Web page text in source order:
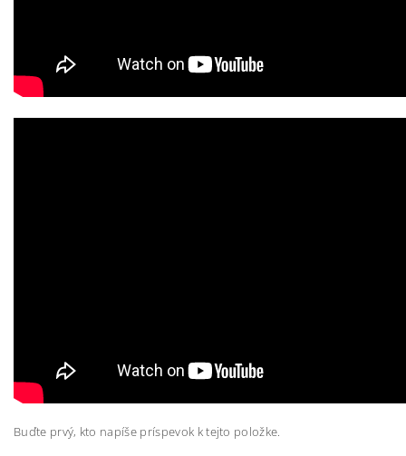
Buďte prvý, kto napíše príspevok k tejto položke.